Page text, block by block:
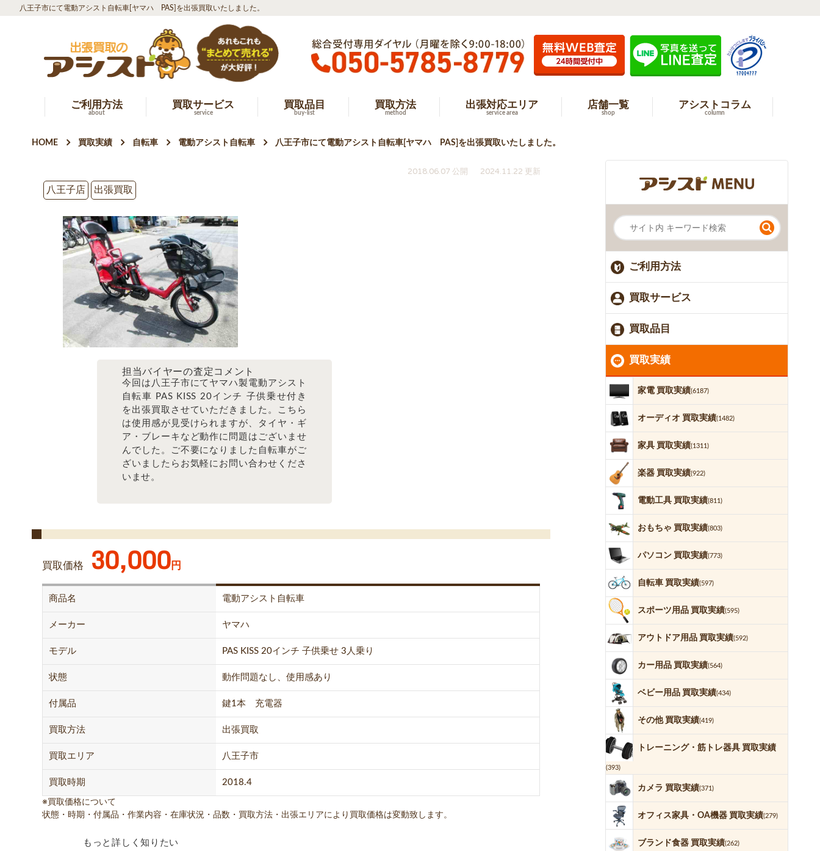
八王子市にて電動アシスト自転車[ヤマハ PAS]を出張買取いたしました。
ご利用方法
about
買取サービス
service
買取品目
buy-list
買取方法
method
出張対応エリア
service area
店舗一覧
shop
アシストコラム
column
HOME 買取実績 自転車 電動アシスト自転車 八王子市にて電動アシスト自転車[ヤマハ PAS]を出張買取いたしました。
2018.06.07 公開
2024.11.22 更新
八王子店
出張買取
担当バイヤーの査定コメント
今回は八王子市にてヤマハ製電動アシスト
自転車 PAS KISS 20インチ 子供乗せ付き
を出張買取させていただきました。こちら
は使用感が見受けられますが、タイヤ・ギ
ア・ブレーキなど動作に問題はございませ
んでした。ご不要になりました自転車がご
ざいましたらお気軽にお問い合わせくださ
いませ。
買取価格 30,000円
商品名 電動アシスト自転車
メーカー ヤマハ
モデル PAS KISS 20インチ 子供乗せ 3人乗り
状態 動作問題なし、使用感あり
付属品 鍵1本 充電器
買取方法 出張買取
買取エリア 八王子市
買取時期 2018.4
※買取価格について
状態・時期・付属品・作業内容・在庫状況・品数・買取方法・出張エリアにより買取価格は変動致します。
もっと詳しく知りたい
ご利用方法
買取サービス
買取品目
買取実績
家電 買取実績(6187)
オーディオ 買取実績(1482)
家具 買取実績(1311)
楽器 買取実績(922)
電動工具 買取実績(811)
おもちゃ 買取実績(803)
パソコン 買取実績(773)
自転車 買取実績(597)
スポーツ用品 買取実績(595)
アウトドア用品 買取実績(592)
カー用品 買取実績(564)
ベビー用品 買取実績(434)
その他 買取実績(419)
トレーニング・筋トレ器具 買取実績
(393)
カメラ 買取実績(371)
オフィス家具・OA機器 買取実績(279)
ブランド食器 買取実績(262)